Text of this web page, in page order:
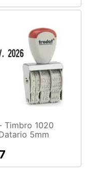
5mm